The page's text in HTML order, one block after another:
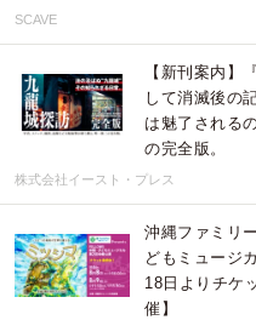
SCAVE
【新刊案内
して消滅後の
は魅了される
の完全版。
株式会社イースト・プレス
沖縄ファミリ
どもミュージ
18日よりチケ
催】